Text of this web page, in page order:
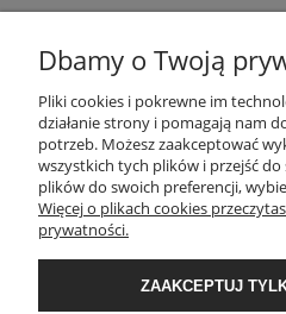
Tynk silikonowy 321 gr.1
24.72kg
Dbamy o Twoją
Pliki cookies i pokrewne im
działanie strony i pomagają nam
potrzeb. Możesz zaakceptować
wszystkich tych plików i przejść
plików do swoich preferencji,
Więcej o plikach cookies
prywatności.
ZAAKCEPTUJ